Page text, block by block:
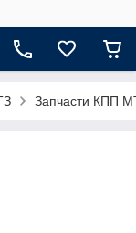
Запчасти КПП